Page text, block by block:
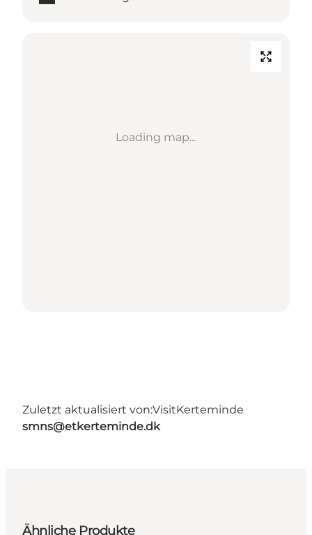
Loading map...
Zuletzt aktualisiert von:VisitKerteminde
smns@etkerteminde.dk
Ähnliche Produkte